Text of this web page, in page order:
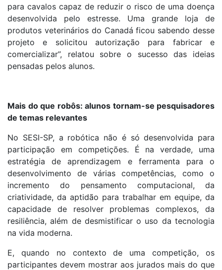
para cavalos capaz de reduzir o risco de uma doença
desenvolvida pelo estresse. Uma grande loja de
produtos veterinários do Canadá ficou sabendo desse
projeto e solicitou autorização para fabricar e
comercializar”, relatou sobre o sucesso das ideias
pensadas pelos alunos.
Mais do que robôs: alunos tornam-se pesquisadores
de temas relevantes
No SESI-SP, a robótica não é só desenvolvida para
participação em competições. É na verdade, uma
estratégia de aprendizagem e ferramenta para o
desenvolvimento de várias competências, como o
incremento do pensamento computacional, da
criatividade, da aptidão para trabalhar em equipe, da
capacidade de resolver problemas complexos, da
resiliência, além de desmistificar o uso da tecnologia
na vida moderna.
E, quando no contexto de uma competição, os
participantes devem mostrar aos jurados mais do que